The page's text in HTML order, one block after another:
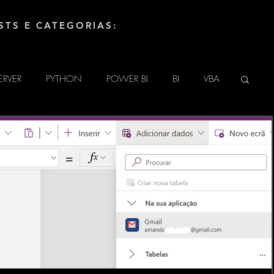
E CATEGORIAS:
PYTHON POWER BI BI VBA
HTML TECNOLOGIA DAX
LINGUAGEM M (POWER QUERY)
SharePoint